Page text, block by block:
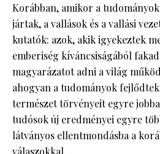
Korábban, amikor a
jártak, a vallások és a vallási
kutatók: azok, akik igyekeztek
emberiség kíváncsiságából
magyarázatot adni a világ
ahogyan a tudományok
természet törvényeit egyre
tudósok új eredményei egyre
látványos ellentmondásba a
válaszokkal.